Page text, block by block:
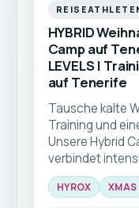
HYBRID
Camp auf
LEVELS |
auf Tenerife
Tausche kalte
Training und
Unsere Hybrid
verbindet
und
schönsten
HYROX XMAS